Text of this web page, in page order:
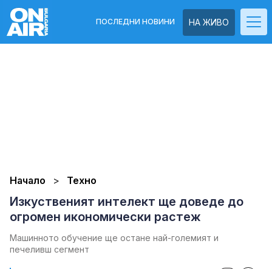
НА ЖИВО
ПОСЛЕДНИ НОВИНИ
Начало Техно
Изкуственият интелект ще доведе до
огромен икономически растеж
Машинното обучение ще остане най-големият и
печеливш сегмент